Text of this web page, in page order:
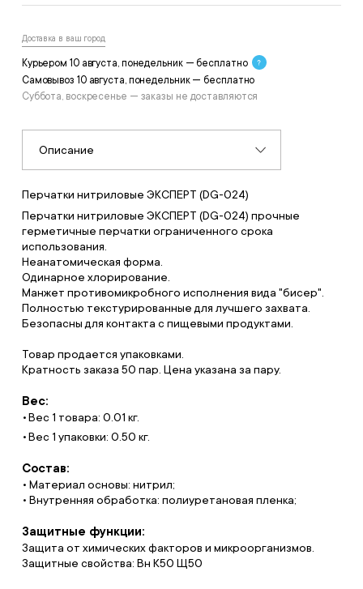
Доставка в ваш город
Курьером 10 августа, понедельник — бесплатно
Самовывоз 10 августа, понедельник — бесплатно
Суббота, воскресенье — заказы не доставляются
Описание
Перчатки нитриловые ЭКСПЕРТ (DG-024)
Перчатки нитриловые ЭКСПЕРТ (DG-024) прочные
герметичные перчатки ограниченного срока
использования.
Неанатомическая форма.
Одинарное хлорирование.
Манжет противомикробного исполнения вида "бисер".
Полностью текстурированные для лучшего захвата.
Безопасны для контакта с пищевыми продуктами.
Товар продается упаковками.
Кратность заказа 50 пар. Цена указана за пару.
Вес:
Вес 1 товара: 0.01 кг.
Вес 1 упаковки: 0.50 кг.
Состав:
• Материал основы: нитрил;
• Внутренняя обработка: полиуретановая пленка;
Защитные функции:
Защита от химических факторов и микроорганизмов.
Защитные свойства: Вн К50 Щ50